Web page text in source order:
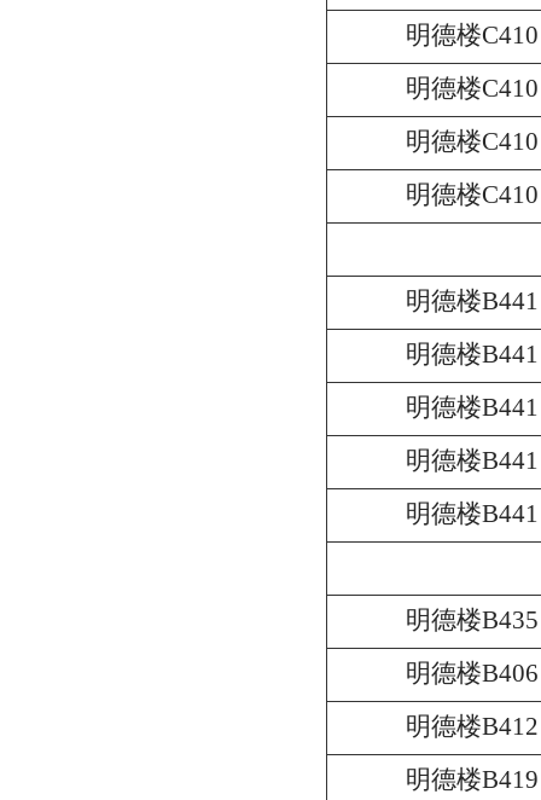
明德楼C410
明德楼C410
明德楼C410
明德楼C410
明德楼B441
明德楼B441
明德楼B441
明德楼B441
明德楼B441
明德楼B435
明德楼B406
明德楼B412
明德楼B419